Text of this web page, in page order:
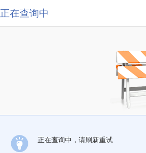
正在查询中
正在查询中，请刷新重试